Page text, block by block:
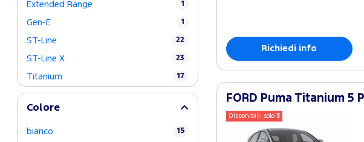
Extended Range 1
Gen-E 1
ST-Line 22
ST-Line X 23
Titanium 17
Colore
bianco 15
Richiedi info
FORD Puma Titanium 5
Disponibili: solo 3